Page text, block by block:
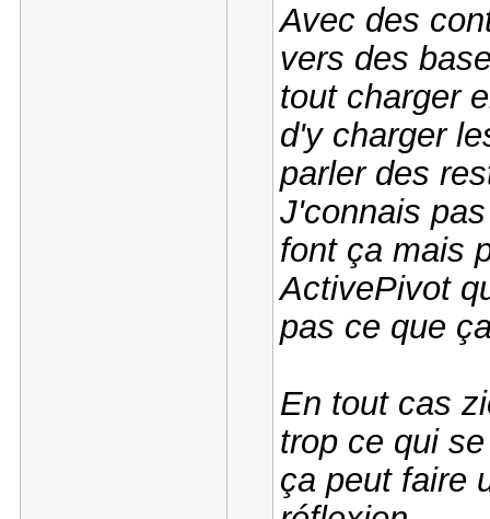
Avec des
vers des
tout charger
d'y charger
parler des
J'connais
font ça mais
ActivePivot
pas ce que
En tout cas
trop ce qui
ça peut faire